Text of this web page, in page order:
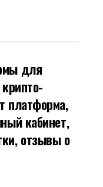
для
платформа,
кабинет,
отзывы о